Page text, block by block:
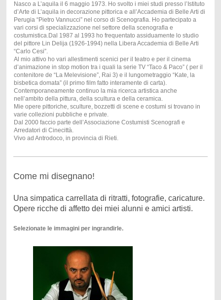
Nasco a L’aquila il 6 maggio 1973. Ho svolto i miei studi presso l’Istituto
d’Arte di L’aquila in decorazione pittorica e all’Accademia di Belle Arti di
Perugia “Pietro Vannucci” nel corso di Scenografia. Ho partecipato a
vari corsi di specializzazione nel settore della scenografia e
costumistica.Dal 1987 al 1993 ho frequentato assiduamente lo studio
del pittore Lin Delija (1926-1994) nella Libera Accademia di Belle Arti
“Carlo Cesi”.
Al mio attivo ho vari allestimenti scenici per il teatro e per il cinema
d’animazione in stop motion tra i quali la serie TV “Taco & Paco” ( per il
contenitore de “La Melevisione”, Rai 3) e il lungometraggio “Kate, la
bisbetica domata” (il primo film fatto interamente di carta).
Contemporaneamente continuo la mia ricerca artistica anche
nell’ambito della pittura, della scultura e della ceramica.
Mie opere pittoriche, sculture, bozzetti di scene e costumi si trovano in
varie collezioni pubbliche e private.
Dal 2000 faccio parte dell’Associazione Costumisti Scenografi e
Arredatori di Cinecittà.
Vivo ad Antrodoco, in provincia di Rieti.
Come mi disegnano!
Una simpatica carrellata di ritratti, fotografie, caricature.
Opere ricche di affetto dei miei alunni e amici artisti.
Selezionate le immagini per ingrandirle.